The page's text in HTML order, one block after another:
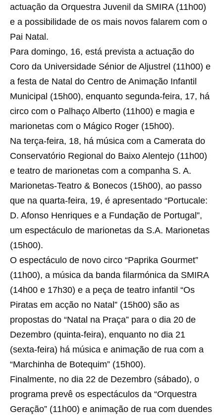
actuação da Orquestra Juvenil da SMIRA (11h00)
e a possibilidade de os mais novos falarem com o
Pai Natal.
Para domingo, 16, está prevista a actuação do
Coro da Universidade Sénior de Aljustrel (11h00) e
a festa de Natal do Centro de Animação Infantil
Municipal (15h00), enquanto segunda-feira, 17, há
circo com o Palhaço Alberto (11h00) e magia e
marionetas com o Mágico Roger (15h00).
Na terça-feira, 18, há música com a Camerata do
Conservatório Regional do Baixo Alentejo (11h00)
e teatro de marionetas com a companha S. A.
Marionetas-Teatro & Bonecos (15h00), ao passo
que na quarta-feira, 19, é apresentado “Portucale:
D. Afonso Henriques e a Fundação de Portugal”,
um espectáculo de marionetas da S.A. Marionetas
(15h00).
O espectáculo de novo circo “Paprika Gourmet”
(11h00), a música da banda filarmónica da SMIRA
(14h00 e 17h30) e a peça de teatro infantil “Os
Piratas em acção no Natal” (15h00) são as
propostas do “Natal na Praça” para o dia 20 de
Dezembro (quinta-feira), enquanto no dia 21
(sexta-feira) há música e animação de rua com a
“Marchinha de Botequim” (15h00).
Finalmente, no dia 22 de Dezembro (sábado), o
programa prevê os espectáculos da “Orquestra
Geração” (11h00) e animação de rua com duendes